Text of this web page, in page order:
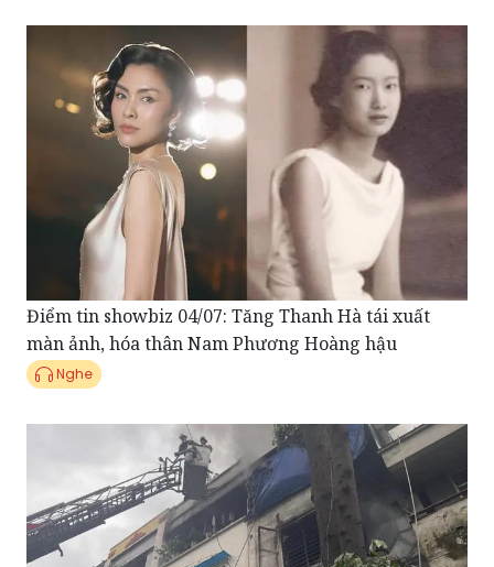
Điểm tin showbiz 04/07: Tăng Thanh Hà tái xuất
màn ảnh, hóa thân Nam Phương Hoàng hậu
Nghe